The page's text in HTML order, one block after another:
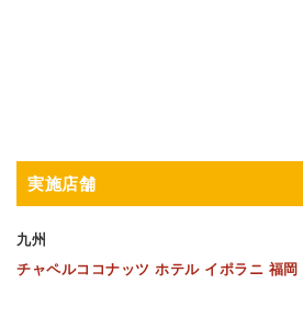
実施店舗
九州
チャペルココナッツ ホテル イポラニ 福岡